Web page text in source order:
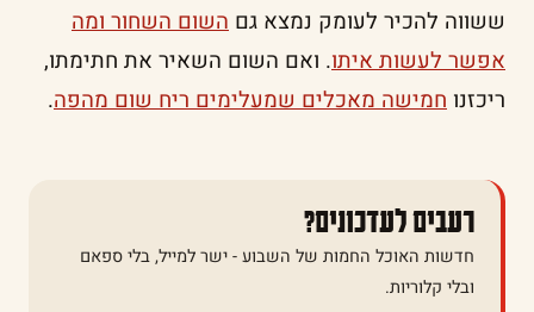
ששווה להכיר לעומק נמצא גם השום השחור ומה
אפשר לעשות איתו. ואם השום השאיר את חתימתו,
ריכזנו חמישה מאכלים שמעלימים ריח שום מהפה.
רעבים לעדכונים?
חדשות האוכל החמות של השבוע - ישר למייל, בלי ספאם
ובלי קלוריות.